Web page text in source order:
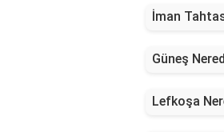
İman
Güneş
Lefkoşa